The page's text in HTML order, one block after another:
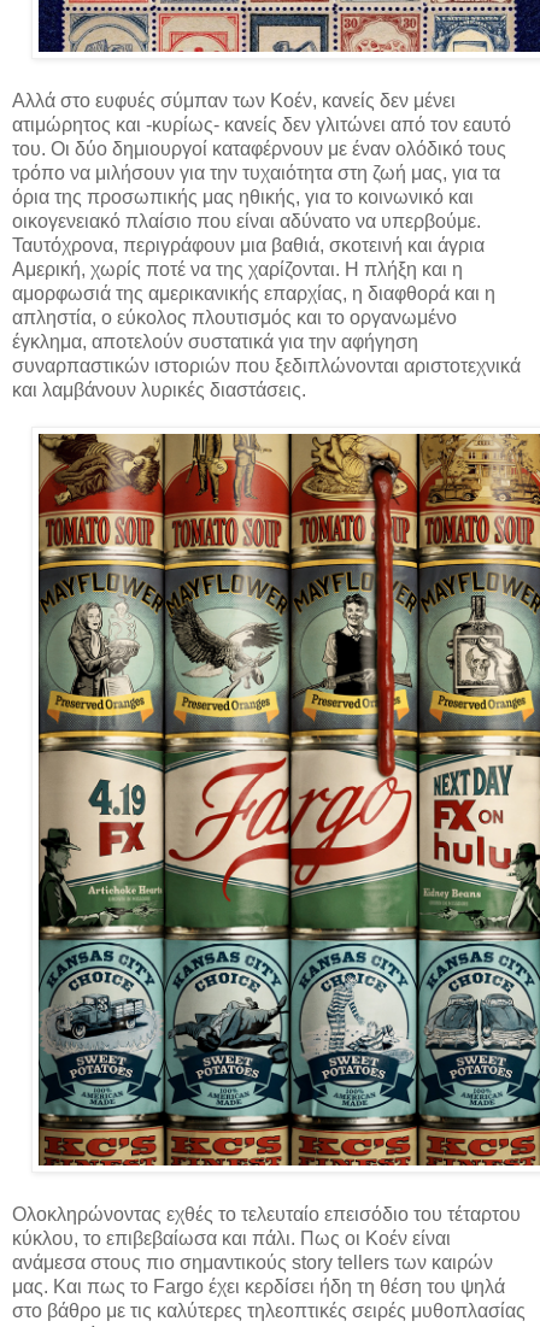
Αλλά στο ευφυές σύμπαν των Κοέν, κανείς δεν μένει
ατιμώρητος και -κυρίως- κανείς δεν γλιτώνει από τον εαυτό
του. Οι δύο δημιουργοί καταφέρνουν με έναν ολόδικό τους
τρόπο να μιλήσουν για την τυχαιότητα στη ζωή μας, για τα
όρια της προσωπικής μας ηθικής, για το κοινωνικό και
οικογενειακό πλαίσιο που είναι αδύνατο να υπερβούμε.
Ταυτόχρονα, περιγράφουν μια βαθιά, σκοτεινή και άγρια
Αμερική, χωρίς ποτέ να της χαρίζονται. Η πλήξη και η
αμορφωσιά της αμερικανικής επαρχίας, η διαφθορά και η
απληστία, ο εύκολος πλουτισμός και το οργανωμένο
έγκλημα, αποτελούν συστατικά για την αφήγηση
συναρπαστικών ιστοριών που ξεδιπλώνονται αριστοτεχνικά
και λαμβάνουν λυρικές διαστάσεις.
Ολοκληρώνοντας εχθές το τελευταίο επεισόδιο του τέταρτου
κύκλου, το επιβεβαίωσα και πάλι. Πως οι Κοέν είναι
ανάμεσα στους πιο σημαντικούς story tellers των καιρών
μας. Και πως το Fargo έχει κερδίσει ήδη τη θέση του ψηλά
στο βάθρο με τις καλύτερες τηλεοπτικές σειρές μυθοπλασίας